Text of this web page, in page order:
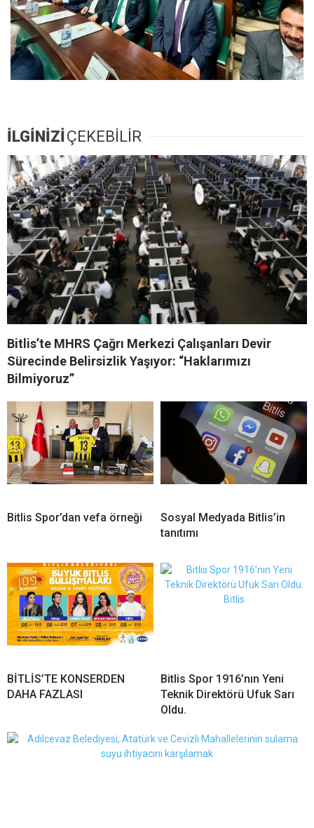
İLGİNİZİ ÇEKEBİLİR
Bitlis’te MHRS Çağrı Merkezi Çalışanları Devir
Sürecinde Belirsizlik Yaşıyor: “Haklarımızı
Bilmiyoruz”
Bitlis Spor’dan vefa örneği
Sosyal Medyada Bitlis’in
tanıtımı
BİTLİS’TE KONSERDEN
DAHA FAZLASI
Bitlis Spor 1916’nın Yeni
Teknik Direktörü Ufuk Sarı
Oldu.